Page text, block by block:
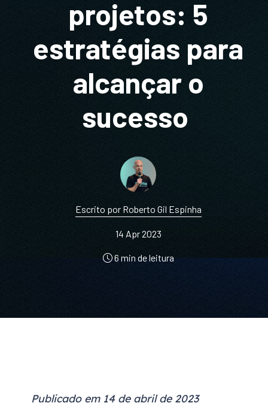
projetos: 5
estratégias para
alcançar o
sucesso
Escrito por Roberto Gil Espinha
14 Apr 2023
6 min de leitura
Publicado em 14 de abril de 2023